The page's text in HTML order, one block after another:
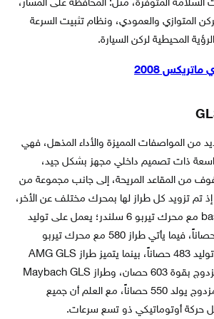
المتوفرة، مثل: المحافظة على المسار،
المتوازي والعمودي، ونظام تثبيت السرعة
المحيطية لركن السيارة.
2008
من المواصفات المميزة والأداء المذهل، فهي
ذات تصميم داخلي مجهز بشكل جيد،
من المقاعد المريحة، إلى جانب مجموعة من
إذ تم تزويد كل طراز لها بمحرك مختلف عن الأخر،
حيث يأتي طراز base 450 مع محرك تيربو 6 سلندر؛ يعمل على توليد
قوة حصانية تبلغ 362 حصاناً، فيما يأتي طراز 580 مع محرك تيربو
مزدوج V8؛ يعمل على توليد 483 حصاناً، بينما يتميز طراز AMG GLS
63 بمحرك V8 تيربو مزدوج بقوة 603 حصان، وطراز Maybach GLS
600 بمحرك V8 تيربو مزدوج يولد 550 حصاناً، مع العلم أن جميع
حركة أوتوماتيكي ذو تسع سرعات.